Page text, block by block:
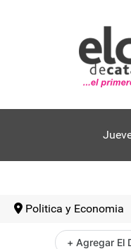
Politica y Economia
+ Agregar El